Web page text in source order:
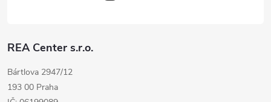
REA Center s.r.o.
Bártlova 2947/12
193 00 Praha